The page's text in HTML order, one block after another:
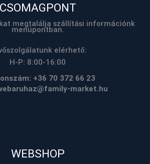
CSOMAGPONT
megtalálja szállítási információnk
menüpontban.
elérhető:
H-P: 8:00-16:00
+36 70 372 66 23
market.hu
WEBSHOP